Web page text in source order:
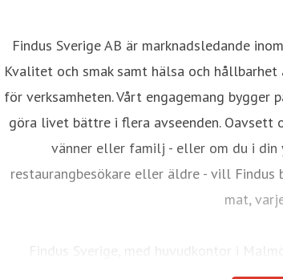
Findus Sverige AB är marknadsledande
Kvalitet och smak samt hälsa och
för verksamheten. Vårt engagemang
göra livet bättre i flera avseenden.
vänner eller familj - eller om du i
restaurangbesökare eller äldre - vill
mat,
Findus Sverige, med huvudkontor i